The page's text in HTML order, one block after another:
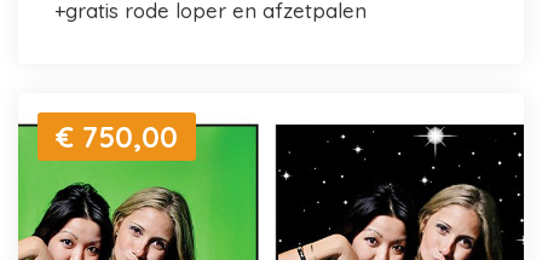
+gratis rode loper en afzetpalen
€ 750,00